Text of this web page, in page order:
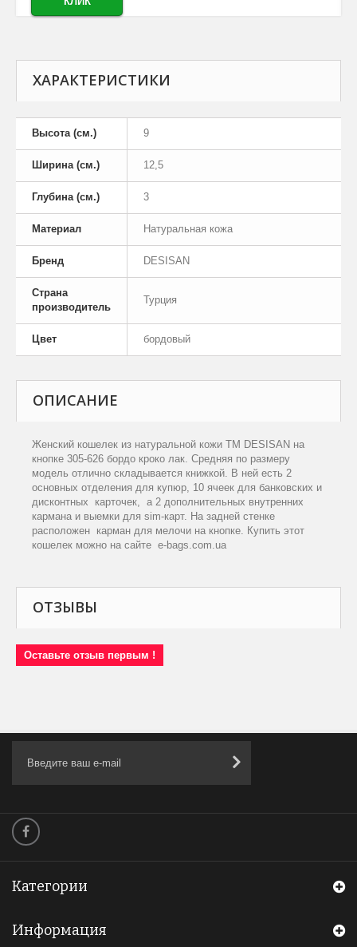
ХАРАКТЕРИСТИКИ
Высота (см.) 9
Ширина (см.) 12,5
Глубина (см.) 3
Материал Натуральная кожа
Бренд DESISAN
Страна
производитель
Турция
Цвет бордовый
ОПИСАНИЕ
Женский кошелек из натуральной кожи ТМ DESISAN на
кнопке 305-626 бордо кроко лак. Средняя по размеру
модель отлично складывается книжкой. В ней есть 2
основных отделения для купюр, 10 ячеек для банковских и
дисконтных карточек, а 2 дополнительных внутренних
кармана и выемки для sim-карт. На задней стенке
расположен карман для мелочи на кнопке. Купить этот
кошелек можно на сайте e-bags.com.ua
ОТЗЫВЫ
Оставьте отзыв первым !
Категории
Информация